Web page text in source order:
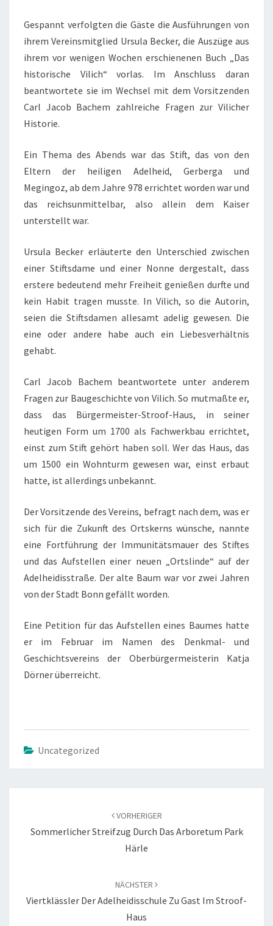
S
T
R
O
O
F
Z
R
H
E
R
O
R
T
S
E
S
C
H
I
C
T
E
Gespannt verfolgten die Gäste die Ausführungen von
ihrem Vereinsmitglied Ursula Becker, die Auszüge aus
ihrem vor wenigen Wochen erschienenen Buch „Das
historische Vilich“ vorlas. Im Anschluss daran
beantwortete sie im Wechsel mit dem Vorsitzenden
Carl Jacob Bachem zahlreiche Fragen zur Vilicher
Historie.
Ein Thema des Abends war das Stift, das von den
Eltern der heiligen Adelheid, Gerberga und
Megingoz, ab dem Jahre 978 errichtet worden war und
das reichsunmittelbar, also allein dem Kaiser
unterstellt war.
Ursula Becker erläuterte den Unterschied zwischen
einer Stiftsdame und einer Nonne dergestalt, dass
erstere bedeutend mehr Freiheit genießen durfte und
kein Habit tragen musste. In Vilich, so die Autorin,
seien die Stiftsdamen allesamt adelig gewesen. Die
eine oder andere habe auch ein Liebesverhältnis
gehabt.
Carl Jacob Bachem beantwortete unter anderem
Fragen zur Baugeschichte von Vilich. So mutmaßte er,
dass das Bürgermeister-Stroof-Haus, in seiner
heutigen Form um 1700 als Fachwerkbau errichtet,
einst zum Stift gehört haben soll. Wer das Haus, das
um 1500 ein Wohnturm gewesen war, einst erbaut
hatte, ist allerdings unbekannt.
Der Vorsitzende des Vereins, befragt nach dem, was er
sich für die Zukunft des Ortskerns wünsche, nannte
eine Fortführung der Immunitätsmauer des Stiftes
und das Aufstellen einer neuen „Ortslinde“ auf der
Adelheidisstraße. Der alte Baum war vor zwei Jahren
von der Stadt Bonn gefällt worden.
Eine Petition für das Aufstellen eines Baumes hatte
er im Februar im Namen des Denkmal- und
Geschichtsvereins der Oberbürgermeisterin Katja
Dörner überreicht.
Uncategorized
VORHERIGER
Sommerlicher Streifzug Durch Das Arboretum Park
Härle
NÄCHSTER
Viertklässler Der Adelheidisschule Zu Gast Im Stroof-
Haus